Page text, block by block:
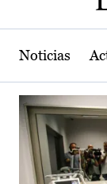
Noticias